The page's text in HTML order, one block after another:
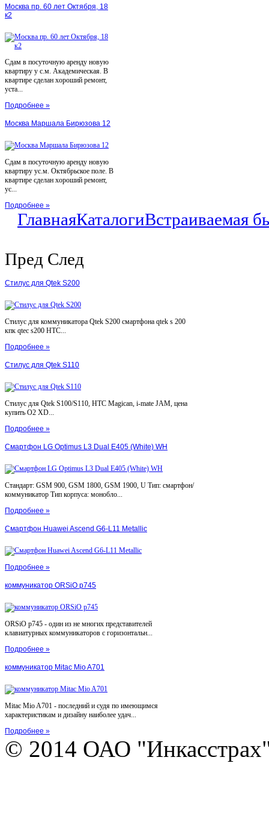
Москва пр. 60 лет Октября, 18
к2
Сдам в посуточную аренду новую
квартиру у с.м. Академическая. В
квартире сделан хороший ремонт,
уста...
Подробнее »
Москва Маршала Бирюзова 12
Сдам в посуточную аренду новую
квартиру ус.м. Октябрьское поле. В
квартире сделан хороший ремонт,
ус...
Подробнее »
ГлавнаяКаталогиВстраиваемая
Пред След
Стилус для Qtek S200
Стилус для коммуникатора Qtek S200 смартфона qtek s 200
кпк qtec s200 HTC...
Подробнее »
Стилус для Qtek S110
Стилус для Qtek S100/S110, HTC Magican, i-mate JAM, цена
купить O2 XD...
Подробнее »
Смартфон LG Optimus L3 Dual E405 (White) WH
Стандарт: GSM 900, GSM 1800, GSM 1900, U Тип: смартфон/
коммуникатор Тип корпуса: монобло...
Подробнее »
Смартфон Huawei Ascend G6-L11 Metallic
Подробнее »
коммуникатор ORSiO p745
ORSiO p745 - один из не многих представителей
клавиатурных коммуникаторов с горизонтальн...
Подробнее »
коммуникатор Mitac Mio A701
Mitac Mio A701 - последний и судя по имеющимся
характеристикам и дизайну наиболее удач...
Подробнее »
© 2014 ОАО